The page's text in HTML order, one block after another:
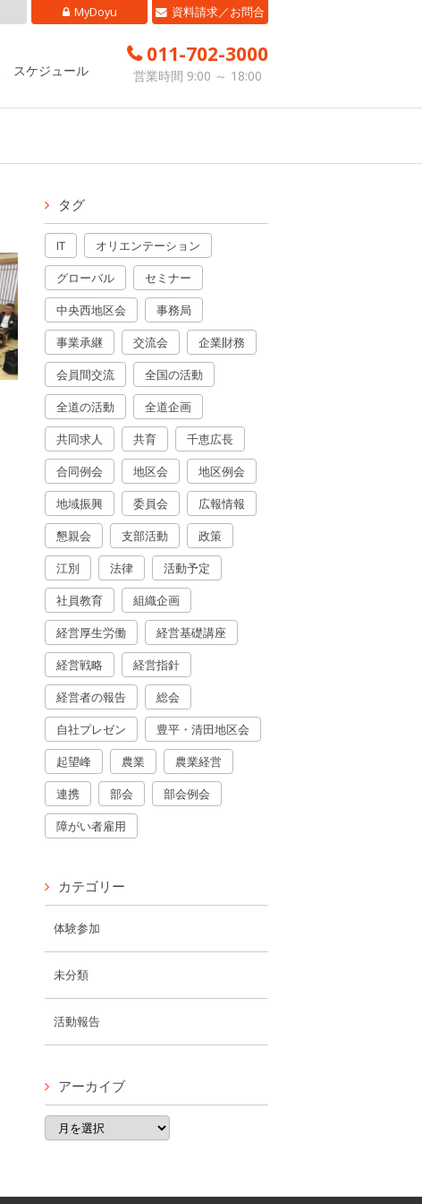
011-702-3000
営業時間 9:00 ～ 18:00
スケジュール
資料請求／お問合
MyDoyu
タグ
IT
オリエンテーション
グローバル
セミナー
中央西地区会
事務局
事業承継
交流会
企業財務
会員間交流
全国の活動
全道の活動
全道企画
共同求人
共育
千恵広長
合同例会
地区会
地区例会
地域振興
委員会
広報情報
懇親会
支部活動
政策
江別
法律
活動予定
社員教育
組織企画
経営厚生労働
経営基礎講座
経営戦略
経営指針
経営者の報告
総会
自社プレゼン
豊平・清田地区会
起望峰
農業
農業経営
連携
部会
部会例会
障がい者雇用
カテゴリー
体験参加
未分類
活動報告
アーカイブ